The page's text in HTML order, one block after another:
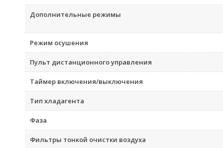
Дополнительные режимы
Режим осушения
Пульт дистанционного управления
Таймер включения/выключения
Тип хладагента
Фаза
Фильтры тонкой очистки воздуха